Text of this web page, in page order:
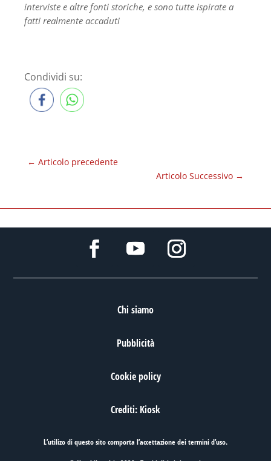
interviste e altre fonti storiche, e sono tutte ispirate a
fatti realmente accaduti
Condividi su:
← Articolo precedente
Articolo Successivo →
Chi siamo
Pubblicità
Cookie policy
Crediti: Kiosk
L’utilizo di questo sito comporta l’accettazione deitermini d’uso.